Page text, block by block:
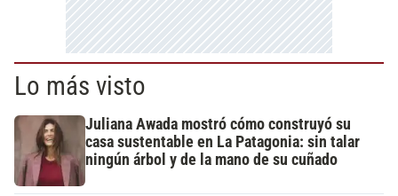
Lo más visto
Juliana Awada mostró cómo construyó su
casa sustentable en La Patagonia: sin talar
ningún árbol y de la mano de su cuñado